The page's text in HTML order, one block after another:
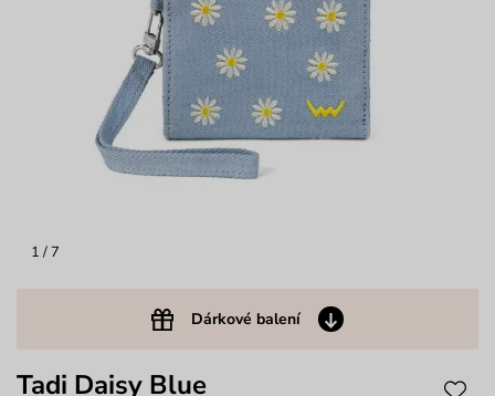
1 / 7
Dárkové balení
Tadi Daisy Blue